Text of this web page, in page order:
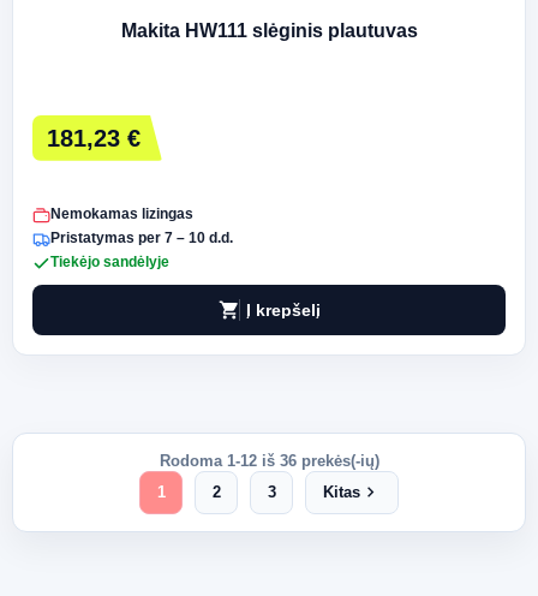
Makita HW111 slėginis plautuvas
181,23 €
Nemokamas lizingas
Pristatymas per 7 – 10 d.d.
Tiekėjo sandėlyje
shopping_cart Į krepšelį
Rodoma 1-12 iš 36 prekės(-ių)
1
2 3 Kitas chevron_right